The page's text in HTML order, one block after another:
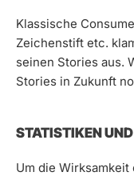
Klassische
Zeichenstift etc.
seinen Stories aus.
Stories in Zukunft
STATISTIKEN
Um die